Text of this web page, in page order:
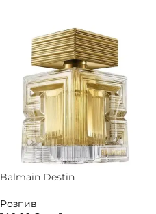
Balmain Destin
Розпив